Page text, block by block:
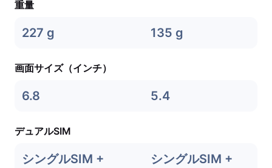
重量
227 g 135 g
画面サイズ（インチ）
6.8 5.4
デュアルSIM
シングルSIM +
シングルSIM +